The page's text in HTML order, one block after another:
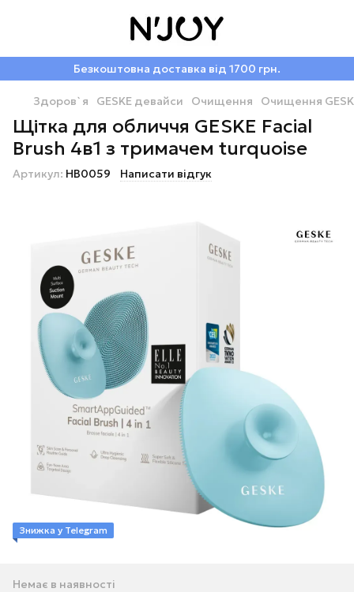
Безкоштовна доставка від 1700 грн.
Здоров`я GESKE девайси Очищення Очищення
Щітка для обличчя GESKE Facial
Brush 4в1 з тримачем turquoise
Артикул: HB0059 Написати відгук
Знижка у Telegram
Немає в наявності